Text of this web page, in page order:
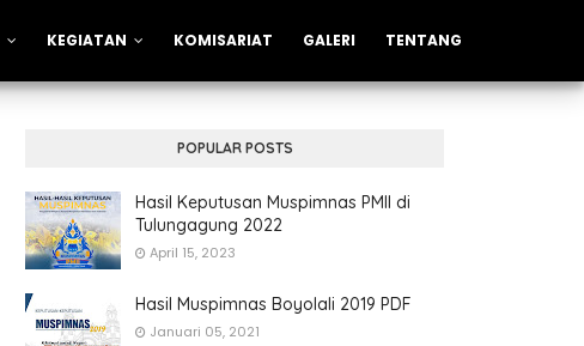
KEGIATAN KOMISARIAT GALERI TENTANG
POPULAR POSTS
Hasil Keputusan Muspimnas PMII di
Tulungagung 2022
April 15, 2023
Hasil Muspimnas Boyolali 2019 PDF
Januari 05, 2021